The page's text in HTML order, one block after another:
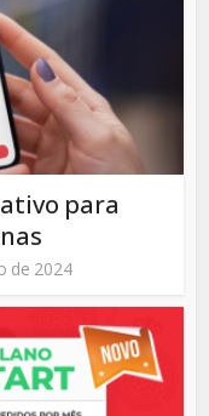
para
de 2024